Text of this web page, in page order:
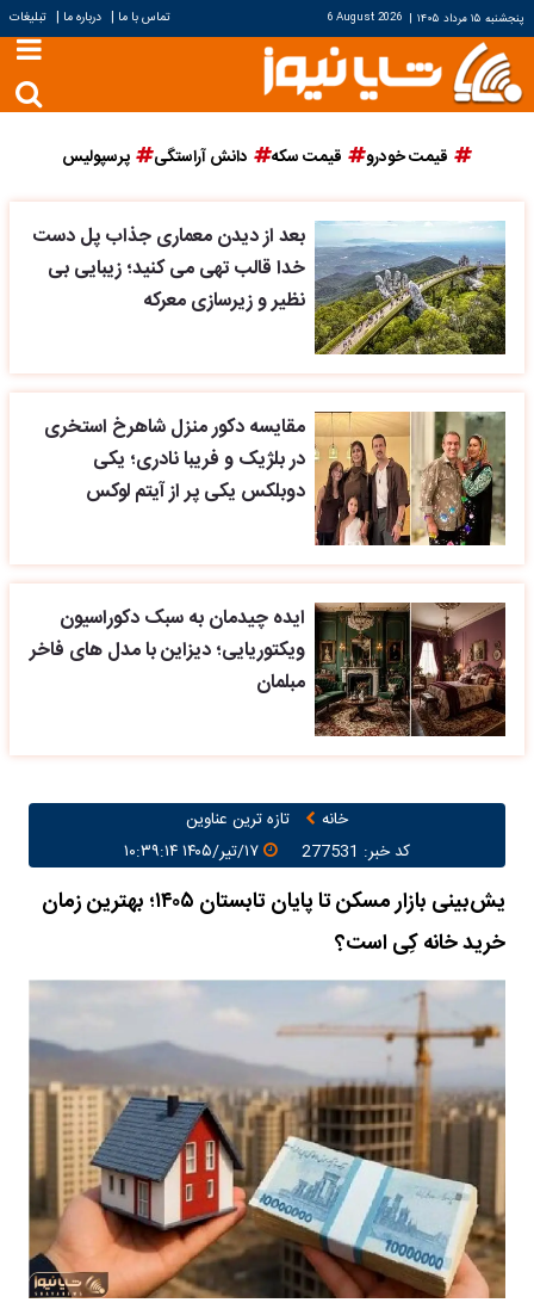
پنجشنبه ۱۵ مرداد ۱۴۰۵ |
6 August 2026 تماس با ما | درباره ما | تبلیغات
قیمت خودرو قیمت سکه دانش آراستگی پرسپولیس
بعد از دیدن معماری جذاب پل دست
خدا قالب تهی می کنید؛ زیبایی بی
نظیر و زیرسازی معرکه
مقایسه دکور منزل شاهرخ استخری
در بلژیک و فریبا نادری؛ یکی
دوبلکس یکی پر از آیتم لوکس
ایده چیدمان به سبک دکوراسیون
ویکتوریایی؛ دیزاین با مدل های فاخر
مبلمان
خانه
تازه ترین عناوین
کد خبر: 277531
یش‌بینی بازار مسکن تا پایان تابستان ۱۴۰۵؛ بهترین زمان
خرید خانه کِی است؟